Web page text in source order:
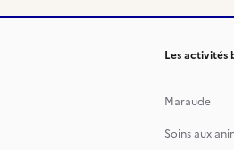
Les activités
Maraude
Soins aux